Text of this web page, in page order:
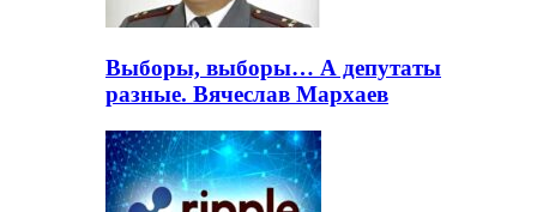
Выборы, выборы… А депутаты
разные. Вячеслав Мархаев